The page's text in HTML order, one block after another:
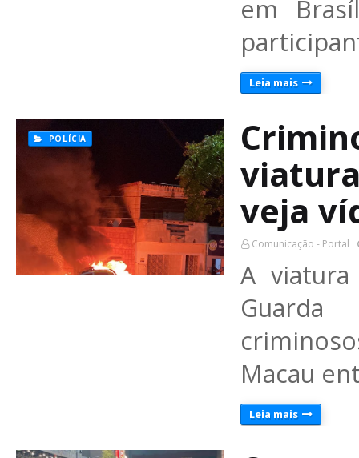
em
Leia mais
POLÍCIA
veja
Comunicação - Portal
A
Macau
Leia mais